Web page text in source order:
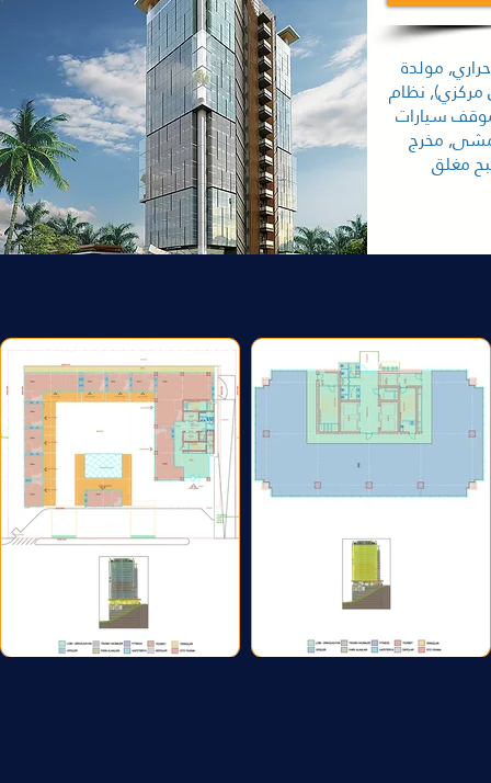
مولدة
مركزي), نظام
سيارات
مخرج
مغلق